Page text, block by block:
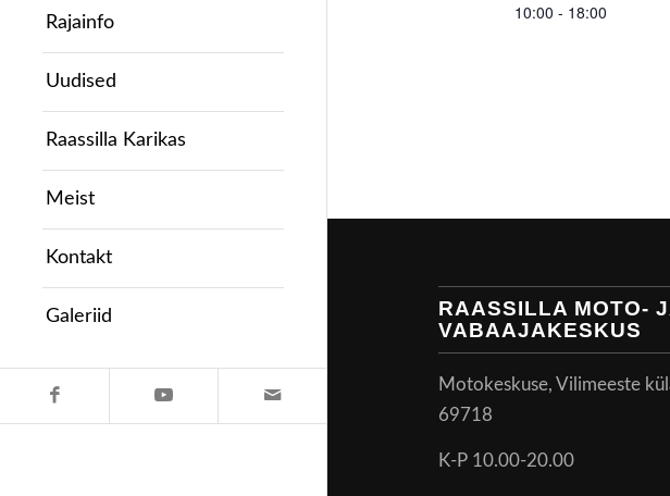
Rajainfo
Uudised
Raassilla Karikas
Meist
Kontakt
Galeriid
10:00 - 18:00
RAASSILLA MOTO-
VABAAJAKESKUS
Motokeskuse, Vilimeeste
69718
K-P 10.00-20.00